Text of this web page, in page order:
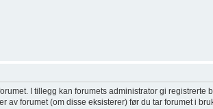
I tillegg kan forumets administrator gi registrerte
av forumet (om disse eksisterer) før du tar forumet i